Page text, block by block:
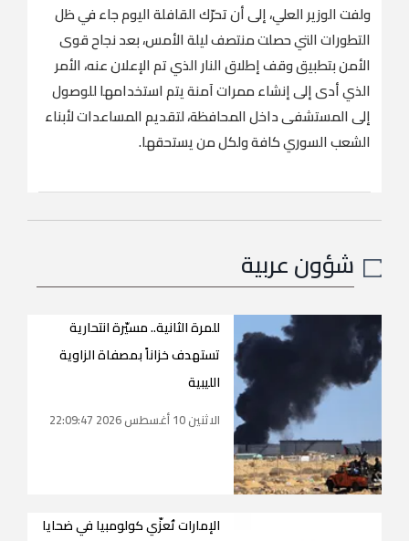
ولفت الوزير العلي، إلى أن تحرّك القافلة اليوم جاء في ظل
التطورات التي حصلت منتصف ليلة الأمس، بعد نجاح قوى
الأمن بتطبيق وقف إطلاق النار الذي تم الإعلان عنه، الأمر
الذي أدى إلى إنشاء ممرات آمنة يتم استخدامها للوصول
إلى المستشفى داخل المحافظة، لتقديم المساعدات لأبناء
الشعب السوري كافة ولكل من يستحقها.
شؤون عربية
للمرة الثانية.. مسيّرة انتحارية
تستهدف خزاناً بمصفاة الزاوية
الليبية
الاثنين 10 أغسطس 2026 22:09:47
الإمارات تُعزّي كولومبيا في ضحايا